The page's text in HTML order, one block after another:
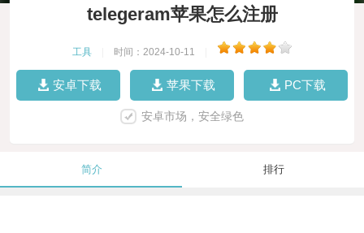
telegeram苹果怎么注册
工具 时间：2024-10-11
安卓下载 苹果下载 PC下载
安卓市场，安全绿色
简介 排行